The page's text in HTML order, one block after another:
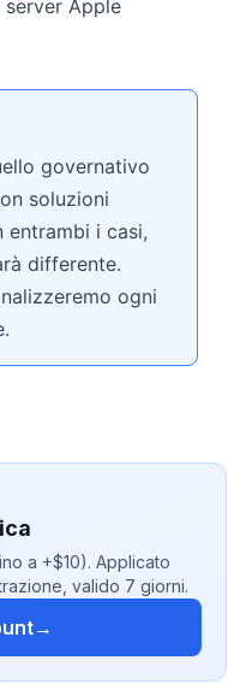
Apple
governativo
soluzioni
entrambi i casi,
differente.
ogni
a +$10). Applicato
valido 7 giorni.
→